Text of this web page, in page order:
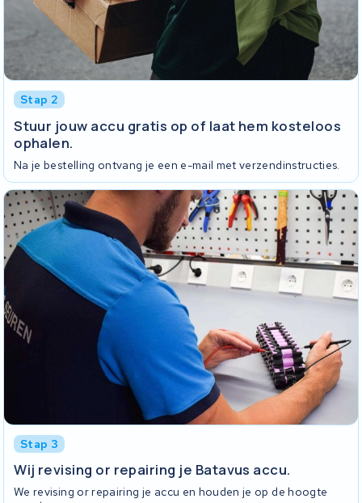
Stap 2
Stuur jouw accu gratis op of laat hem kosteloos
ophalen.
Na je bestelling ontvang je een e-mail met verzendinstructies.
Stap 3
Wij revising or repairing je Batavus accu.
We revising or repairing je accu en houden je op de hoogte